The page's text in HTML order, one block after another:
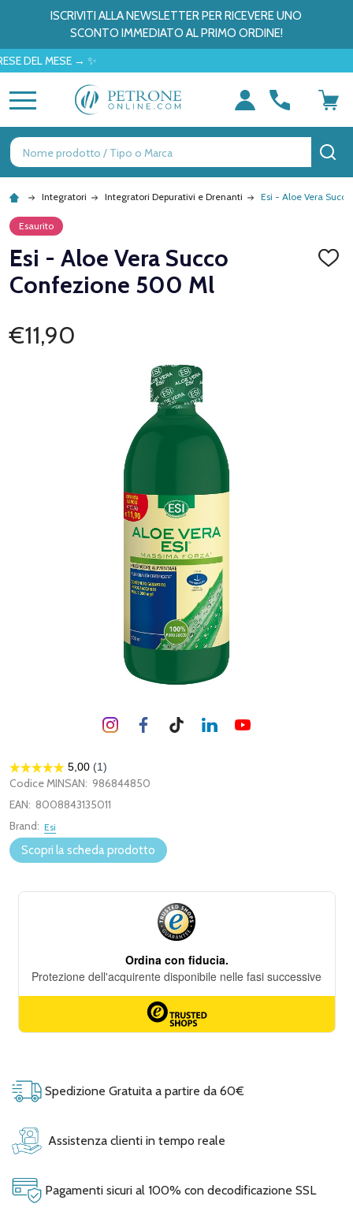
ISCRIVITI ALLA NEWSLETTER PER RICEVERE UNO
SCONTO IMMEDIATO AL PRIMO ORDINE!
MESE → ✨
Ricerca
Integratori Integratori Depurativi e Drenanti Esi - Aloe Vera
Esaurito
Esi - Aloe Vera Succo
Confezione 500 Ml
€11,90
Codice MINSAN: 986844850
EAN: 8008843135011
Brand: Esi
Scopri la scheda prodotto
Spedizione Gratuita a partire da 60€
Assistenza clienti in tempo reale
Pagamenti sicuri al 100% con decodificazione SSL